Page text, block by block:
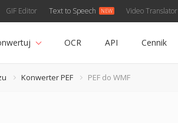
GIF Editor Text to Speech Video Translator
OCR API Cennik
Konwerter PEF PEF do WMF